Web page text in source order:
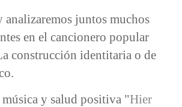
analizaremos juntos muchos
en el cancionero popular
construcción identitaria o de
y salud positiva "Hier